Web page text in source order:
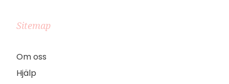
Sitemap
Om oss
Hjälp